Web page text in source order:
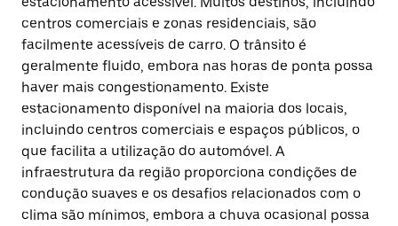
centros comerciais e zonas residenciais, são
facilmente acessíveis de carro. O trânsito é
geralmente fluido, embora nas horas de ponta possa
haver mais congestionamento. Existe
estacionamento disponível na maioria dos locais,
incluindo centros comerciais e espaços públicos, o
que facilita a utilização do automóvel. A
infraestrutura da região proporciona condições de
condução suaves e os desafios relacionados com o
clima são mínimos, embora a chuva ocasional possa